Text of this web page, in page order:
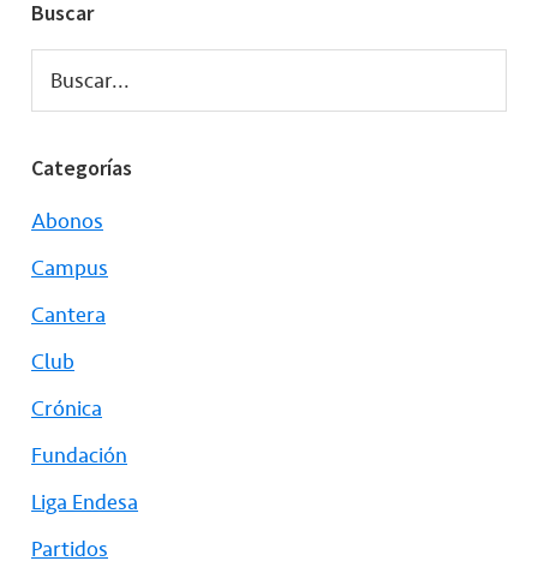
Buscar
Buscar...
Categorías
Abonos
Campus
Cantera
Club
Crónica
Fundación
Liga Endesa
Partidos